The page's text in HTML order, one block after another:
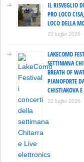
IL RISVEGLIO
PRO LOCO
LOCO DELLA
22 luglio 2026
LAKECOMO
SETTIMANA
BREATH OF
PIANOFORTE
CHISTIAKOVA
22 luglio 2026